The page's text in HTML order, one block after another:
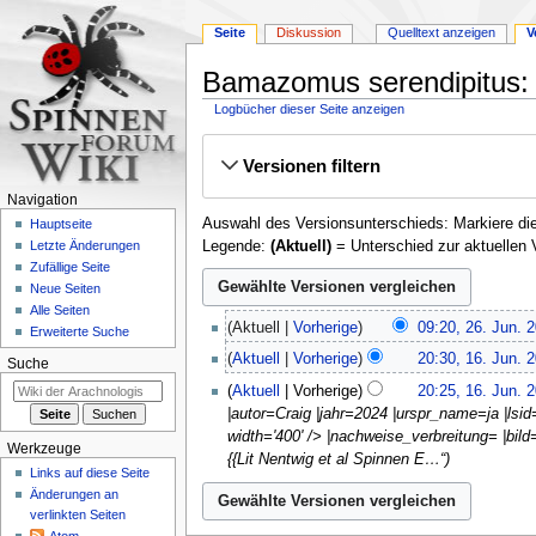
Bamazomus
Logbücher dieser Seite anzeigen
Navigation
SucheVersionen filtern
Auswahl des Versionsunterschieds: Markiere
Legende: (Aktuell)= Unterschied zur aktuellen
Juni
2024
Aktuell Vorherige 09:20, 26. Jun.
16.
Juni
2024
Aktuell Vorherige 20:30, 16. Jun.
K
e
i
n
e
B
e
Aktuell Vorherige 20:25, 16. Jun.
|autor=Craig |jahr=2024 |urspr_name=ja
width='400' /> |nachweise_verbreitung=
{{Lit Nentwig et al Spinnen E…“
Seite Diskussion Quelltext anzeigen
Navigation
Hauptseite
Letzte Änderungen
Zufällige Seite
Neue Seiten
Alle Seiten
Erweiterte Suche
Suche
Werkzeuge
Links auf diese Seite
Änderungen an
verlinkten Seiten